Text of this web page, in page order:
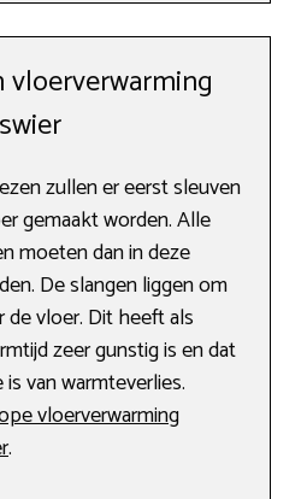
zullen er eerst sleuven
gemaakt worden. Alle
moeten dan in deze
De slangen liggen om
vloer. Dit heeft als
zeer gunstig is en dat
van warmteverlies.
vloerverwarming
.